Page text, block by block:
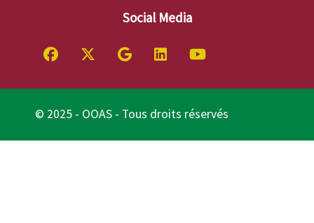
Social Media
© 2025 - OOAS - Tous droits réservés